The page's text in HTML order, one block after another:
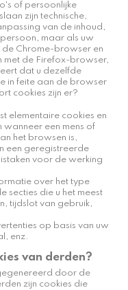
of persoonlijke
zijn technische,
van de inhoud,
maar als uw
Chrome-browser en
met de Firefox-browser,
dat u dezelfde
in feite aan de browser
cookies zijn er?
elementaire cookies en
wanneer een mens of
het browsen is,
een geregistreerde
voor de werking
over het type
secties die u het meest
tijdslot van gebruik,
op basis van uw
enz.
van derden?
door de
zijn cookies die